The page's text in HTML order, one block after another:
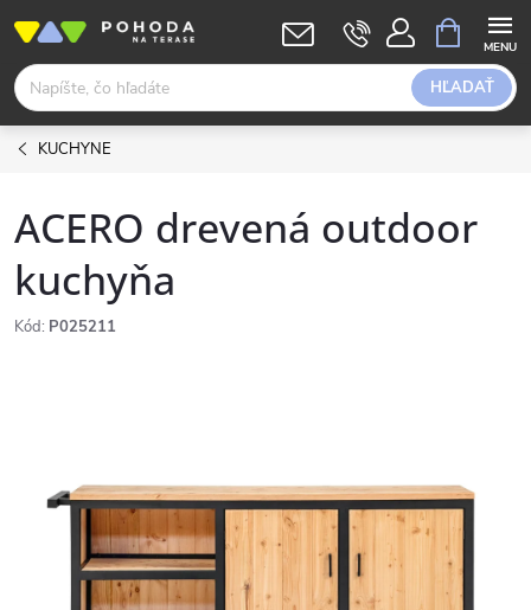
obsah
HĽADAŤ
KOŠÍK
KUCHYNE
ACERO drevená outdoor
kuchyňa
Kód: P025211